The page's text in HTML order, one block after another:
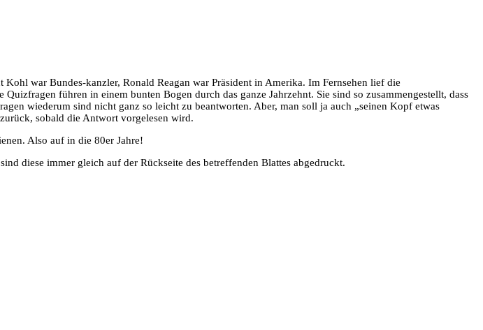
war Bundes-kanzler, Ronald Reagan war Präsident in Amerika. Im Fernsehen lief die
führen in einem bunten Bogen durch das ganze Jahrzehnt. Sie sind so zusammengestellt, dass
wiederum sind nicht ganz so leicht zu beantworten. Aber, man soll ja auch „seinen Kopf etwas
sobald die Antwort vorgelesen wird.
Also auf in die 80er Jahre!
diese immer gleich auf der Rückseite des betreffenden Blattes abgedruckt.